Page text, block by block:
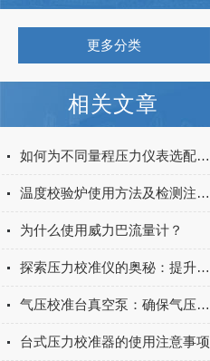
更多分类
相关文章
如何为不同量程压力仪表选配匹配的气压校准台真空泵
温度校验炉使用方法及检测注意事项
为什么使用威力巴流量计？
探索压力校准仪的奥秘：提升设备性能与可靠性的关键仪器
气压校准台真空泵：确保气压测量精度的关键设备
台式压力校准器的使用注意事项